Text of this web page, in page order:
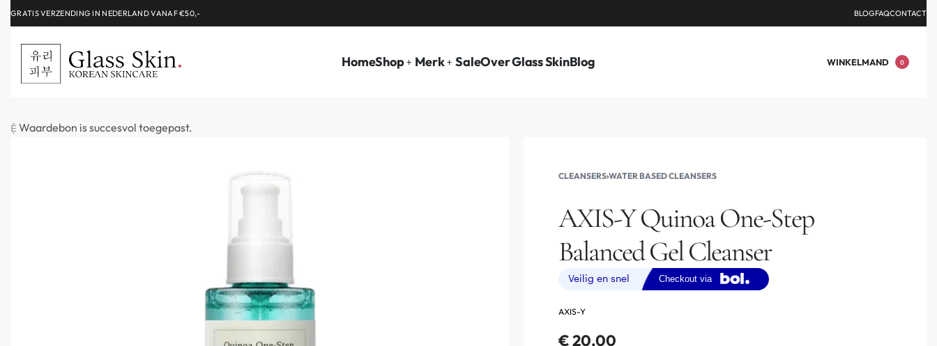
ALLEEN HET BESTE VOOR JOU GESELECTEERD! BLOGFAQCONTACT
HomeShop Merk SaleOver Glass SkinBlog WINKELMAND 0
Waardebon is succesvol toegepast.
CLEANSERS›WATER BASED CLEANSERS
AXIS-Y Quinoa One-Step
Balanced Gel Cleanser
AXIS-Y
€20,00